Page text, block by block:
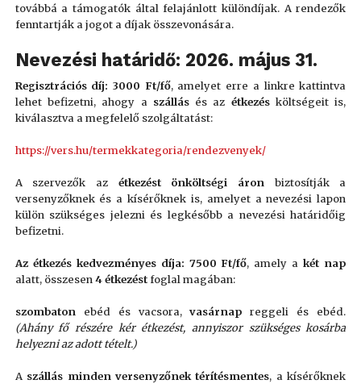
továbbá a támogatók által felajánlott különdíjak. A rendezők
fenntartják a jogot a díjak összevonására.
Nevezési határidő: 2026. május 31.
Regisztrációs díj: 3000 Ft/fő, amelyet erre a linkre kattintva
lehet befizetni, ahogy a szállásés az étkezésköltségeit is,
kiválasztva a megfelelő szolgáltatást:
https://vers.hu/termekkategoria/rendezvenyek/
A szervezők az étkezést önköltségi áron biztosítják a
versenyzőknek és a kísérőknek is, amelyet a nevezési lapon
külön szükséges jelezni és legkésőbb a nevezési határidőig
befizetni.
Az étkezés kedvezményes díja: 7500 Ft/fő, amely akét nap
alatt, összesen4 étkezéstfoglal magában:
szombatonebéd és vacsora,vasárnap reggeli és ebéd.
(Ahány fő részére kér étkezést, annyiszor szükséges kosárba
helyezni az adott tételt.)
A szállás minden versenyzőnek térítésmentes, a kísérőknek